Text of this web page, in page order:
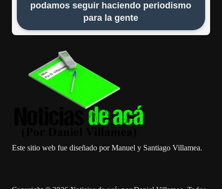
podamos seguir haciendo periodismo
para la gente
Este sitio web fue diseñado por Manuel y Santiago Villamea.